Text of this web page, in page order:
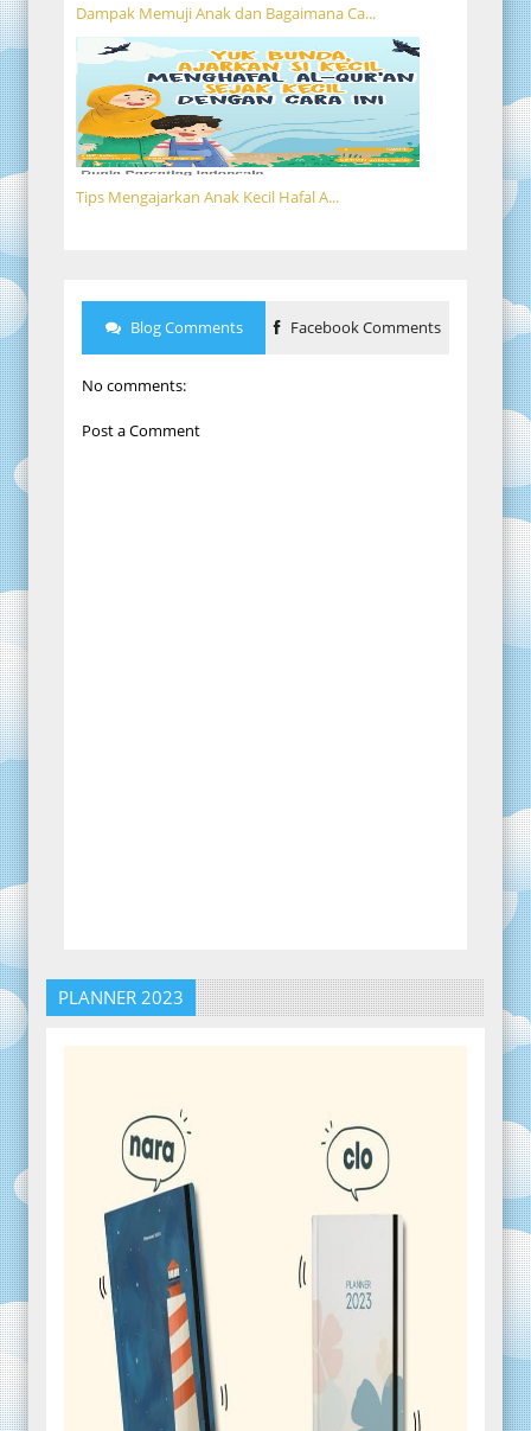
Dampak Memuji Anak dan Bagaimana Ca...
Tips Mengajarkan Anak Kecil Hafal A...
Blog Comments Facebook Comments
No comments:
Post a Comment
PLANNER 2023